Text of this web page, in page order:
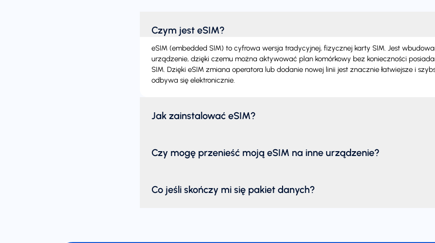
Czym jest eSIM?
eSIM (embedded SIM) to cyfrowa wersja tradycyjnej, fizycznej karty SIM. Jest
urządzenie, dzięki czemu można aktywować plan komórkowy bez konieczności
SIM. Dzięki eSIM zmiana operatora lub dodanie nowej linii jest znacznie łatwiejsze i
odbywa się elektronicznie.
Jak zainstalować eSIM?
Czy mogę przenieść moją eSIM na inne urządzenie?
Co jeśli skończy mi się pakiet danych?